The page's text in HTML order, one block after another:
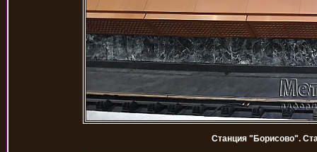
Станция "Борисово".